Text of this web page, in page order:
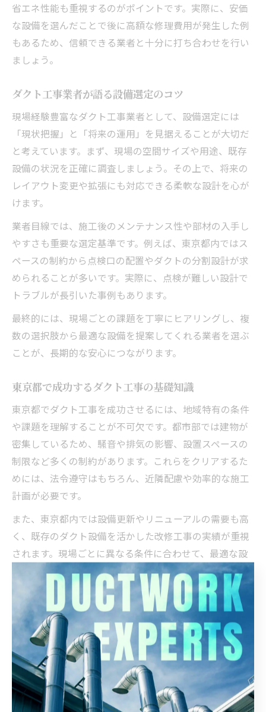
省エネ性能も重視するのがポイントです。実際に、安価
な設備を選んだことで後に高額な修理費用が発生した例
もあるため、信頼できる業者と十分に打ち合わせを行い
ましょう。
ダクト工事業者が語る設備選定のコツ
現場経験豊富なダクト工事業者として、設備選定には
「現状把握」と「将来の運用」を見据えることが大切だ
と考えています。まず、現場の空間サイズや用途、既存
設備の状況を正確に調査しましょう。その上で、将来の
レイアウト変更や拡張にも対応できる柔軟な設計を心が
けます。
業者目線では、施工後のメンテナンス性や部材の入手し
やすさも重要な選定基準です。例えば、東京都内ではス
ペースの制約から点検口の配置やダクトの分割設計が求
められることが多いです。実際に、点検が難しい設計で
トラブルが長引いた事例もあります。
最終的には、現場ごとの課題を丁寧にヒアリングし、複
数の選択肢から最適な設備を提案してくれる業者を選ぶ
ことが、長期的な安心につながります。
東京都で成功するダクト工事の基礎知識
東京都でダクト工事を成功させるには、地域特有の条件
や課題を理解することが不可欠です。都市部では建物が
密集しているため、騒音や排気の影響、設置スペースの
制限など多くの制約があります。これらをクリアするた
めには、法令遵守はもちろん、近隣配慮や効率的な施工
計画が必要です。
また、東京都内では設備更新やリニューアルの需要も高
く、既存のダクト設備を活かした改修工事の実績が重視
されます。現場ごとに異なる条件に合わせて、最適な設
計・施工を提案できる業者の選定が重要となります。
実際の現場では、限られた時間内で安全かつ丁寧な工事
を実現するため、事前の打ち合わせやシミュレーション
が欠かせません。東京都でのダクト工事は、経験豊富な
業者と二人三脚で進めることで、快適な空間づくりが実
現します。